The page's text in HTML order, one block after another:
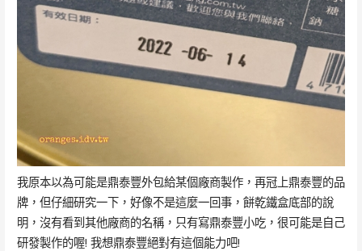
我原本以為可能是鼎泰豐外包給某個廠商製作，再冠上鼎泰豐的品
牌，但仔細研究一下，好像不是這麼一回事，餅乾鐵盒底部的說
明，沒有看到其他廠商的名稱，只有寫鼎泰豐小吃，很可能是自己
研發製作的喔! 我想鼎泰豐絕對有這個能力吧!